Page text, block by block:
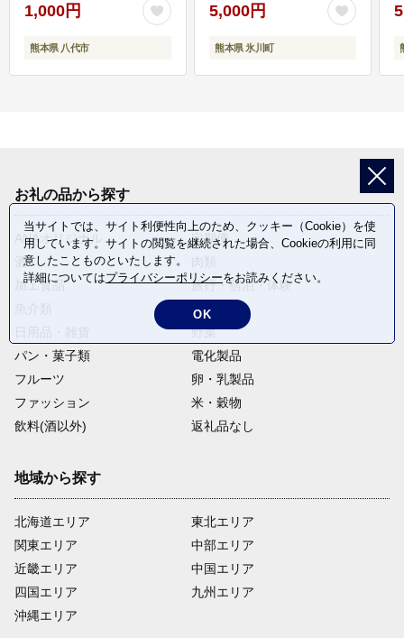
1,000円
熊本県 八代市
5,000円
熊本県 氷川町
お礼の品から探す
ANAオリジナル
定期便
酒
加工食品
旅行・宿泊・体験
麺類
野菜
パン・菓子類
電化製品
フルーツ
卵・乳製品
ファッション
米・穀物
飲料(酒以外)
返礼品なし
地域から探す
北海道エリア
関東エリア
近畿エリア
四国エリア
沖縄エリア
東北エリア
中部エリア
中国エリア
九州エリア
当サイトでは、サイト利便性向上のため、クッキー（Cookie）を使
用しています。サイトの閲覧を継続された場合、Cookieの利用に同
意したことものといたします。
詳細についてはプライバシーポリシーをお読みください。
OK